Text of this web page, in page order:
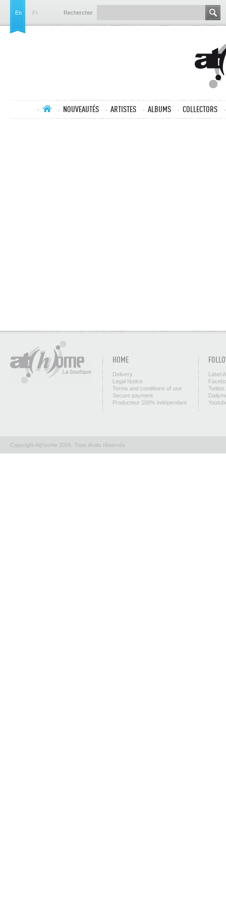
En Fr Rechercher
NOUVEAUTÉS ARTISTES ALBUMS COLLECTORS
HOME
Delivery
Legal Notice
Terms and conditions of use
Secure payment
Producteur 100% indépendant
Label
Twitter
Copyright At(h)ome 2026. Tous droits réservés